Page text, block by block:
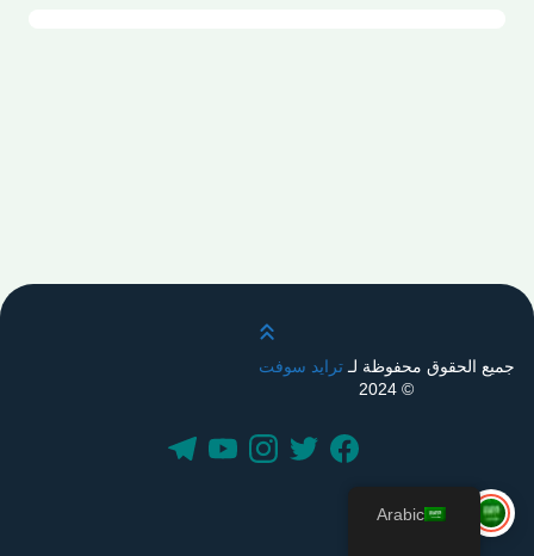
قم بالتمرير لأعلى
جميع الحقوق محفوظة لـترايد سوفت
© 2024
Arabic